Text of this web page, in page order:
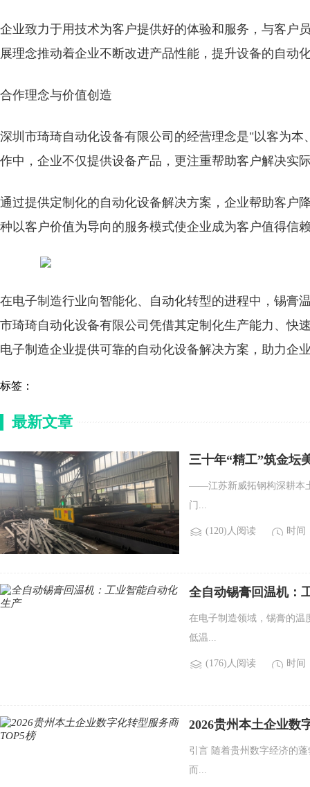
企业致力于用技术为客户提供好的体验和服务，与客户
展理念推动着企业不断改进产品性能，提升设备的自动
合作理念与价值创造
深圳市琦琦自动化设备有限公司的经营理念是"以客为
作中，企业不仅提供设备产品，更注重帮助客户解决实
通过提供定制化的自动化设备解决方案，企业帮助客户
种以客户价值为导向的服务模式使企业成为客户值得信
在电子制造行业向智能化、自动化转型的进程中，锡膏
市琦琦自动化设备有限公司 凭借其定制化生产能力、快
电子制造企业提供可靠的自动化设备解决方案，助力企
标签：
最新文章
三十年“精工”筑金坛
——江苏新威拓钢构深耕本
门...
(120)人阅读 时间
全自动锡膏回温机：
在电子制造领域，锡膏的温
低温...
(176)人阅读 时间
2026贵州本土企业数
引言 随着贵州数字经济的
而...